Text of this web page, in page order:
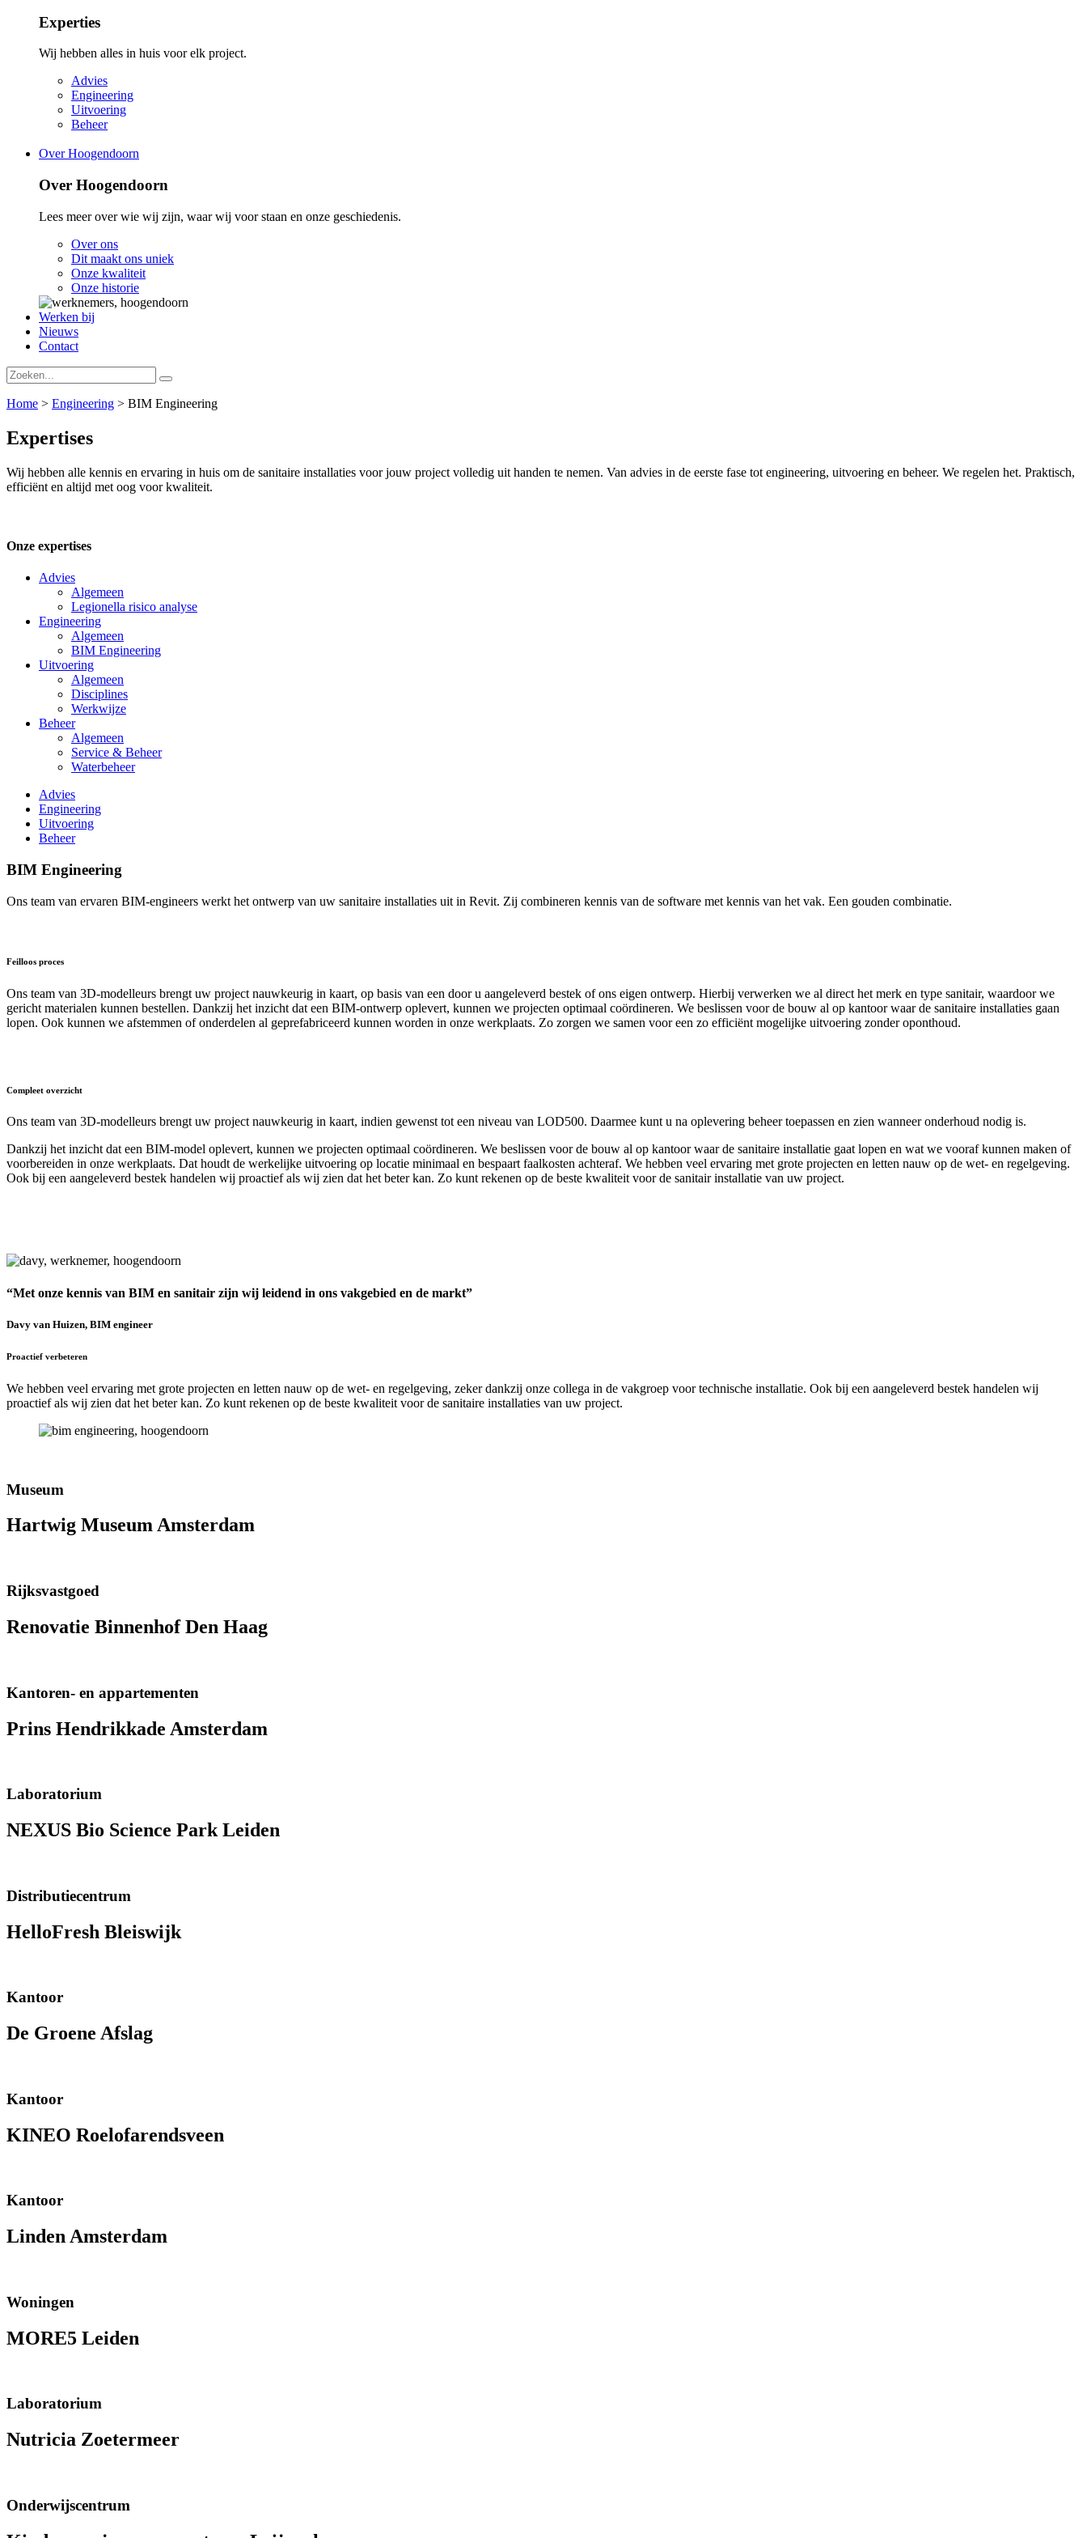
Experties
Wij hebben alles in huis voor elk project.
Advies
Engineering
Uitvoering
Beheer
Over Hoogendoorn
Over Hoogendoorn
Lees meer over wie wij zijn, waar wij voor staan en onze geschiedenis.
Over ons
Dit maakt ons uniek
Onze kwaliteit
Onze historie
Werken bij
Nieuws
Contact
Home > Engineering > BIM Engineering
Expertises
Wij hebben alle kennis en ervaring in huis om de sanitaire installaties voor jouw project volledig uit handen te nemen. Van advies in de eerste fase tot engineering, uitvoering en beheer. We regelen het. Praktisch,
efficiënt en altijd met oog voor kwaliteit.
Onze expertises
Advies
Algemeen
Legionella risico analyse
Engineering
Algemeen
BIM Engineering
Uitvoering
Algemeen
Disciplines
Werkwijze
Beheer
Algemeen
Service & Beheer
Waterbeheer
Advies
Engineering
Uitvoering
Beheer
BIM Engineering
Ons team van ervaren BIM-engineers werkt het ontwerp van uw sanitaire installaties uit in Revit. Zij combineren kennis van de software met kennis van het vak. Een gouden combinatie.
Feilloos proces
Ons team van 3D-modelleurs brengt uw project nauwkeurig in kaart, op basis van een door u aangeleverd bestek of ons eigen ontwerp. Hierbij verwerken we al direct het merk en type sanitair, waardoor we
gericht materialen kunnen bestellen. Dankzij het inzicht dat een BIM-ontwerp oplevert, kunnen we projecten optimaal coördineren. We beslissen voor de bouw al op kantoor waar de sanitaire installaties gaan
lopen. Ook kunnen we afstemmen of onderdelen al geprefabriceerd kunnen worden in onze werkplaats. Zo zorgen we samen voor een zo efficiënt mogelijke uitvoering zonder oponthoud.
Compleet overzicht
Ons team van 3D-modelleurs brengt uw project nauwkeurig in kaart, indien gewenst tot een niveau van LOD500. Daarmee kunt u na oplevering beheer toepassen en zien wanneer onderhoud nodig is.
Dankzij het inzicht dat een BIM-model oplevert, kunnen we projecten optimaal coördineren. We beslissen voor de bouw al op kantoor waar de sanitaire installatie gaat lopen en wat we vooraf kunnen maken of
voorbereiden in onze werkplaats. Dat houdt de werkelijke uitvoering op locatie minimaal en bespaart faalkosten achteraf. We hebben veel ervaring met grote projecten en letten nauw op de wet- en regelgeving.
Ook bij een aangeleverd bestek handelen wij proactief als wij zien dat het beter kan. Zo kunt rekenen op de beste kwaliteit voor de sanitair installatie van uw project.
“Met onze kennis van BIM en sanitair zijn wij leidend in ons vakgebied en de markt”
Davy van Huizen, BIM engineer
Proactief verbeteren
We hebben veel ervaring met grote projecten en letten nauw op de wet- en regelgeving, zeker dankzij onze collega in de vakgroep voor technische installatie. Ook bij een aangeleverd bestek handelen wij
proactief als wij zien dat het beter kan. Zo kunt rekenen op de beste kwaliteit voor de sanitaire installaties van uw project.
Museum
Hartwig Museum Amsterdam
Rijksvastgoed
Renovatie Binnenhof Den Haag
Kantoren- en appartementen
Prins Hendrikkade Amsterdam
Laboratorium
NEXUS Bio Science Park Leiden
Distributiecentrum
HelloFresh Bleiswijk
Kantoor
De Groene Afslag
Kantoor
KINEO Roelofarendsveen
Kantoor
Linden Amsterdam
Woningen
MORE5 Leiden
Laboratorium
Nutricia Zoetermeer
Onderwijscentrum